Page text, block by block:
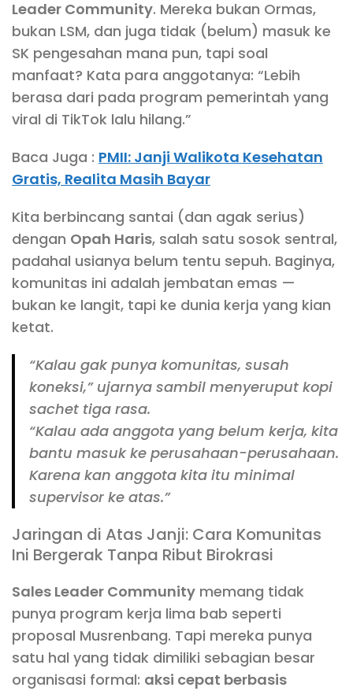
Leader Community. Mereka bukan Ormas,
bukan LSM, dan juga tidak (belum) masuk ke
SK pengesahan mana pun, tapi soal
manfaat? Kata para anggotanya: “Lebih
berasa dari pada program pemerintah yang
viral di TikTok lalu hilang.”
Baca Juga : PMII: Janji Walikota Kesehatan
Gratis, Realita Masih Bayar
Kita berbincang santai (dan agak serius)
dengan Opah Haris, salah satu sosok sentral,
padahal usianya belum tentu sepuh. Baginya,
komunitas ini adalah jembatan emas —
bukan ke langit, tapi ke dunia kerja yang kian
ketat.
“Kalau gak punya komunitas, susah
koneksi,” ujarnya sambil menyeruput kopi
sachet tiga rasa.
“Kalau ada anggota yang belum kerja, kita
bantu masuk ke perusahaan-perusahaan.
Karena kan anggota kita itu minimal
supervisor ke atas.”
Jaringan di Atas Janji: Cara Komunitas
Ini Bergerak Tanpa Ribut Birokrasi
Sales Leader Community memang tidak
punya program kerja lima bab seperti
proposal Musrenbang. Tapi mereka punya
satu hal yang tidak dimiliki sebagian besar
organisasi formal: aksi cepat berbasis